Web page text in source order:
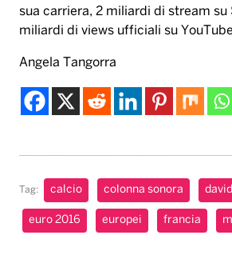
sua carriera, 2 miliardi di stream su
miliardi di views ufficiali su
Angela Tangorra
Tag: calcio colonna sonora
euro 2016 europei francia